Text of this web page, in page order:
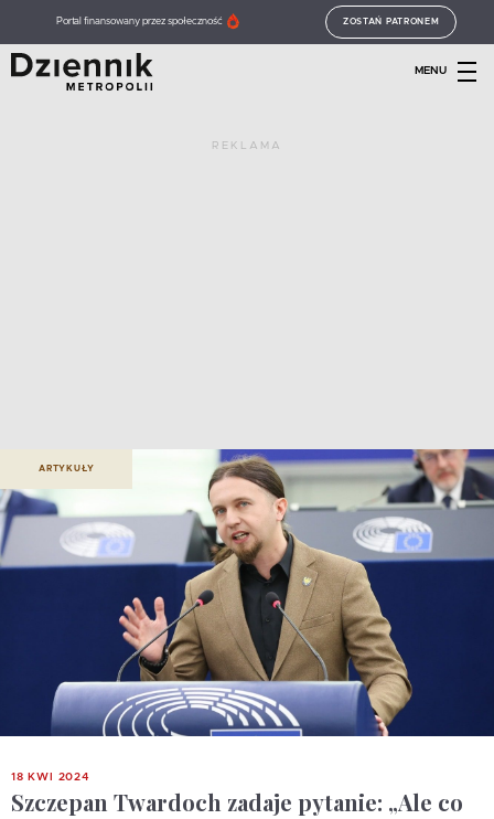
Portal finansowany przez społeczność ZOSTAŃ PATRONEM
MENU
REKLAMA
ARTYKUŁY
18 KWI 2024
Szczepan Twardoch zadaje pytanie: „Ale co